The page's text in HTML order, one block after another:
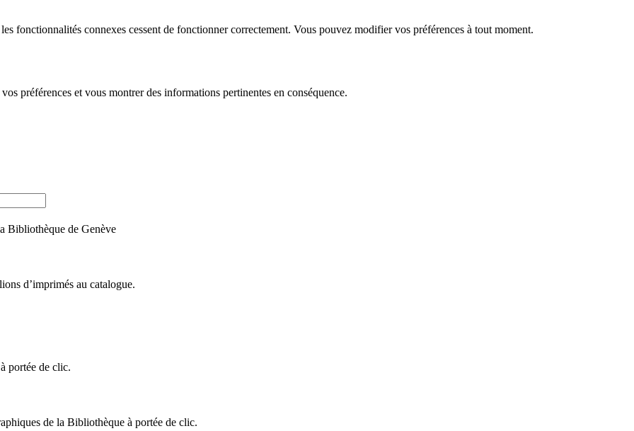
fonctionnalités connexes cessent de fonctionner correctement. Vous pouvez modifier vos préférences à tout moment.
préférences et vous montrer des informations pertinentes en conséquence.
Bibliothèque de Genève
d’imprimés au catalogue.
portée de clic.
de la Bibliothèque à portée de clic.